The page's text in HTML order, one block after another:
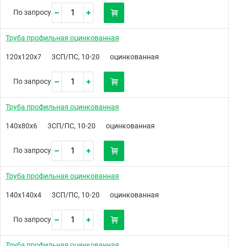
По запросу
Труба профильная оцинкованная
120х120х7 3СП/ПС, 10-20 оцинкованная
По запросу
Труба профильная оцинкованная
140х80х6 3СП/ПС, 10-20 оцинкованная
По запросу
Труба профильная оцинкованная
140х140х4 3СП/ПС, 10-20 оцинкованная
По запросу